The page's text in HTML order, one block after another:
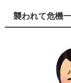
襲われて危機